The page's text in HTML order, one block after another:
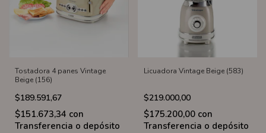
Tostadora 4 panes Vintage
Beige (156)
$189.591,67
$151.673,34 con
Transferencia o depósito
Licuadora Vintage Beige (583)
$219.000,00
$175.200,00 con
Transferencia o depósito